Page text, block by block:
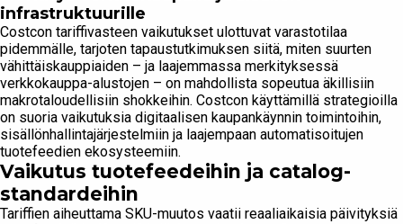
infrastruktuurille
Costcon tariffivasteen vaikutukset ulottuvat varastotilaa
pidemmälle, tarjoten tapaustutkimuksen siitä, miten suurten
vähittäiskauppiaiden – ja laajemmassa merkityksessä
verkkokauppa-alustojen – on mahdollista sopeutua äkillisiin
makrotaloudellisiin shokkeihin. Costcon käyttämillä strategioilla
on suoria vaikutuksia digitaalisen kaupankäynnin toimintoihin,
sisällönhallintajärjestelmiin ja laajempaan automatisoitujen
tuotefeedien ekosysteemiin.
Vaikutus tuotefeedeihin ja catalog-
standardeihin
Tariffien aiheuttama SKU-muutos vaatii reaaliaikaisia päivityksiä